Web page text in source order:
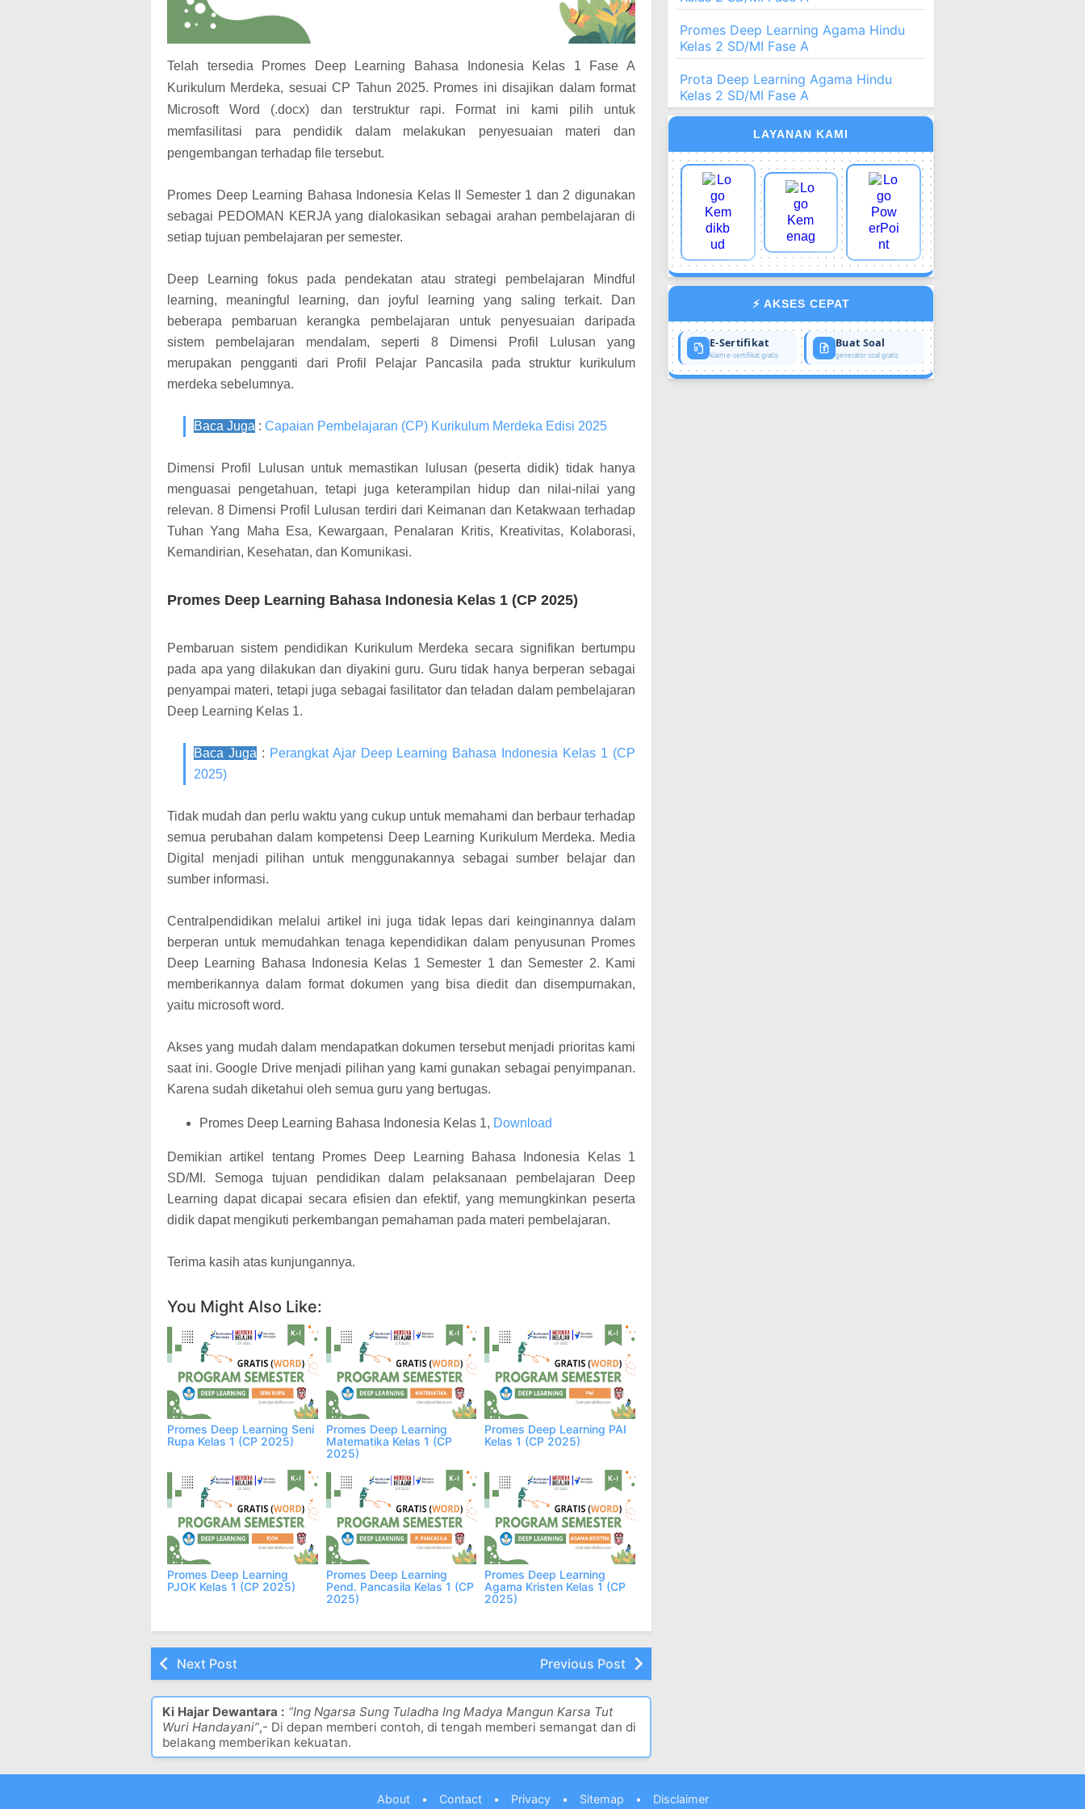
Telah tersedia Promes Deep Learning Bahasa Indonesia Kelas 1 Fase A
Kurikulum Merdeka, sesuai CP Tahun 2025. Promes ini disajikan dalam format
Microsoft Word (.docx) dan terstruktur rapi. Format ini kami pilih untuk
memfasilitasi para pendidik dalam melakukan penyesuaian materi dan
pengembangan terhadap file tersebut.
Promes Deep Learning Bahasa Indonesia Kelas II Semester 1 dan 2 digunakan
sebagai PEDOMAN KERJA yang dialokasikan sebagai arahan pembelajaran di
setiap tujuan pembelajaran per semester.
Deep Learning fokus pada pendekatan atau strategi pembelajaran Mindful
learning, meaningful learning, dan joyful learning yang saling terkait. Dan
beberapa pembaruan kerangka pembelajaran untuk penyesuaian daripada
sistem pembelajaran mendalam, seperti 8 Dimensi Profil Lulusan yang
merupakan pengganti dari Profil Pelajar Pancasila pada struktur kurikulum
merdeka sebelumnya.
Baca Juga : Capaian Pembelajaran (CP) Kurikulum Merdeka Edisi 2025
Dimensi Profil Lulusan untuk memastikan lulusan (peserta didik) tidak hanya
menguasai pengetahuan, tetapi juga keterampilan hidup dan nilai-nilai yang
relevan. 8 Dimensi Profil Lulusan terdiri dari Keimanan dan Ketakwaan terhadap
Tuhan Yang Maha Esa, Kewargaan, Penalaran Kritis, Kreativitas, Kolaborasi,
Kemandirian, Kesehatan, dan Komunikasi.
Promes Deep Learning Bahasa Indonesia Kelas 1 (CP 2025)
Pembaruan sistem pendidikan Kurikulum Merdeka secara signifikan bertumpu
pada apa yang dilakukan dan diyakini guru. Guru tidak hanya berperan sebagai
penyampai materi, tetapi juga sebagai fasilitator dan teladan dalam pembelajaran
Deep Learning Kelas 1.
Baca Juga: Perangkat Ajar Deep Learning Bahasa Indonesia Kelas 1 (CP
2025)
Tidak mudah dan perlu waktu yang cukup untuk memahami dan berbaur terhadap
semua perubahan dalam kompetensi Deep Learning Kurikulum Merdeka. Media
Digital menjadi pilihan untuk menggunakannya sebagai sumber belajar dan
sumber informasi.
Centralpendidikan melalui artikel ini juga tidak lepas dari keinginannya dalam
berperan untuk memudahkan tenaga kependidikan dalam penyusunan Promes
Deep Learning Bahasa Indonesia Kelas 1 Semester 1 dan Semester 2. Kami
memberikannya dalam format dokumen yang bisa diedit dan disempurnakan,
yaitu microsoft word.
Akses yang mudah dalam mendapatkan dokumen tersebut menjadi prioritas kami
saat ini. Google Drive menjadi pilihan yang kami gunakan sebagai penyimpanan.
Karena sudah diketahui oleh semua guru yang bertugas.
Promes Deep Learning Bahasa Indonesia Kelas 1, Download
Demikian artikel tentang Promes Deep Learning Bahasa Indonesia Kelas 1
SD/MI. Semoga tujuan pendidikan dalam pelaksanaan pembelajaran Deep
Learning dapat dicapai secara efisien dan efektif, yang memungkinkan peserta
didik dapat mengikuti perkembangan pemahaman pada materi pembelajaran.
Terima kasih atas kunjungannya.
You Might Also Like:
Promes Deep Learning Seni
Rupa Kelas 1 (CP 2025)
Promes Deep Learning
Matematika Kelas 1 (CP
2025)
Promes Deep Learning PAI
Kelas 1 (CP 2025)
Promes Deep Learning
PJOK Kelas 1 (CP 2025)
Promes Deep Learning
Pend. Pancasila Kelas 1 (CP
2025)
Promes Deep Learning
Agama Kristen Kelas 1 (CP
2025)
Next Post Previous Post
Ki Hajar Dewantara : “Ing Ngarsa Sung Tuladha Ing Madya Mangun Karsa Tut
Wuri Handayani”,- Di depan memberi contoh, di tengah memberi semangat dan di
belakang memberikan kekuatan.
Promes Deep Learning Agama Hindu
Kelas 2 SD/MI Fase A
Prota Deep Learning Agama Hindu
Kelas 2 SD/MI Fase A
LAYANAN KAMI
⚡ AKSES CEPAT
E-Sertifikat
klaim e-sertifikat gratis
Buat Soal
generator soal gratis
About • Contact • Privacy • Sitemap • Disclaimer